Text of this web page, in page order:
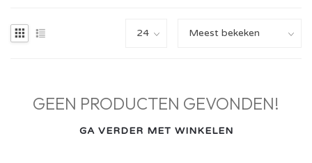
GEEN PRODUCTEN GEVONDEN!
GA VERDER MET WINKELEN